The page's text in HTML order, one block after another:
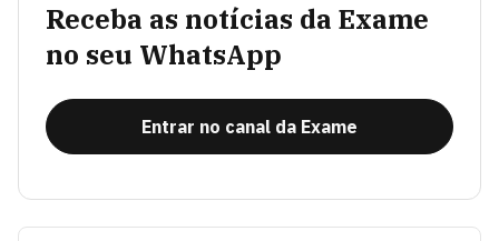
Receba as notícias da Exame
no seu WhatsApp
Entrar no canal da Exame